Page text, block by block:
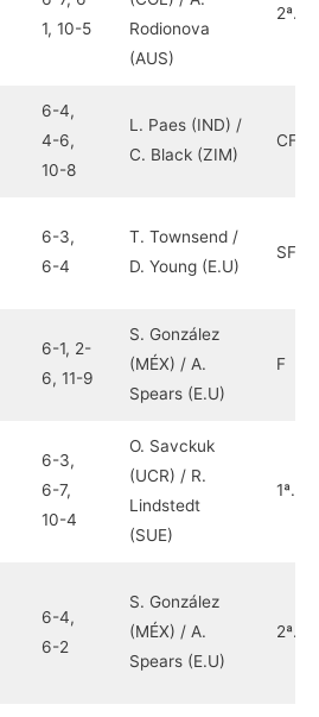
1, 10-5
Rodionova
(AUS)
2ª.
6-4,
4-6,
10-8
L. Paes (IND) /
C. Black (ZIM)
CF
6-3,
6-4
T. Townsend /
D. Young (E.U)
SF
6-1, 2-
6, 11-9
S. González
(MÉX) / A.
Spears (E.U)
F
6-3,
6-7,
10-4
O. Savckuk
(UCR) / R.
Lindstedt
(SUE)
1ª.
6-4,
6-2
S. González
(MÉX) / A.
Spears (E.U)
2ª.